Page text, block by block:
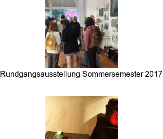
Rundgangsausstellung Sommersemester 2017